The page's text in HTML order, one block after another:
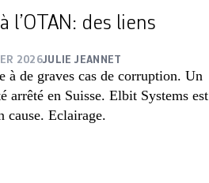
l’OTAN: des liens
2026JULIE JEANNET
à de graves cas de corruption. Un
arrêté en Suisse. Elbit Systems est
cause. Eclairage.